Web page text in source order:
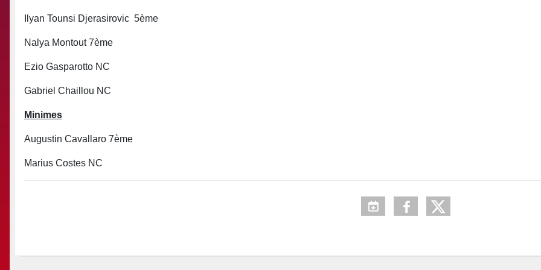
Ilyan Tounsi Djerasirovic 5ème
Nalya Montout 7ème
Ezio Gasparotto NC
Gabriel Chaillou NC
Minimes
Augustin Cavallaro 7ème
Marius Costes NC